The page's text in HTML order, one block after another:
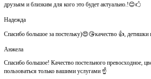
друзьям и близким для кого это будет актуально.!😊🖒
Надежда
Спасибо большое за постельку)😍😘качество 👍,
Анжела
Спасибо большое! Качество постельного превосходное,
пользоваться только вашими услугами ☝️